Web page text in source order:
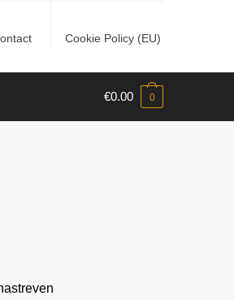
Cookie Policy (EU)
€0.00 0